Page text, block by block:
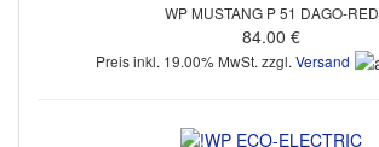
WP MUSTANG P 51 DAGO-RED
84.00 €
Preis inkl. 19.00% MwSt. zzgl. Versand